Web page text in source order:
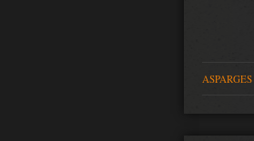
ASPARGES